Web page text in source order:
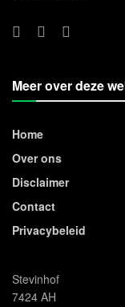
Meer over deze
Home
Over ons
Disclaimer
Contact
Privacybeleid
Stevinhof
7424 AH